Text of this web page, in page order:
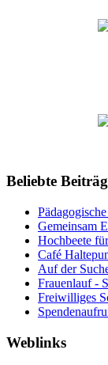
Beliebte
Gemeinsam
Hochbeete
Café
Auf der
Frauenlauf -
Freiwilliges
Weblinks